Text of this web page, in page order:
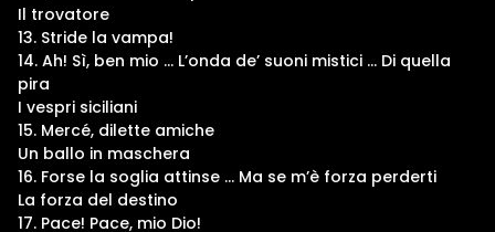
Il trovatore
13. Stride la vampa!
14. Ah! Sì, ben mio … L’onda de’ suoni mistici … Di quella
pira
I vespri siciliani
15. Mercé, dilette amiche
Un ballo in maschera
16. Forse la soglia attinse … Ma se m’è forza perderti
La forza del destino
17. Pace! Pace, mio Dio!